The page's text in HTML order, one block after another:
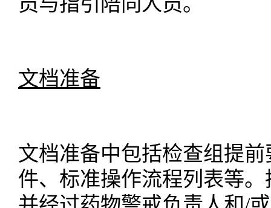
文档准备
文档准备中包括检查组提
件、标准操作流程列表等